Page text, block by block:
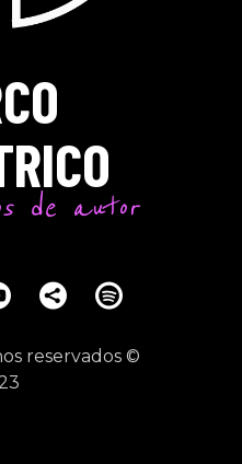
de autor
reservados ©